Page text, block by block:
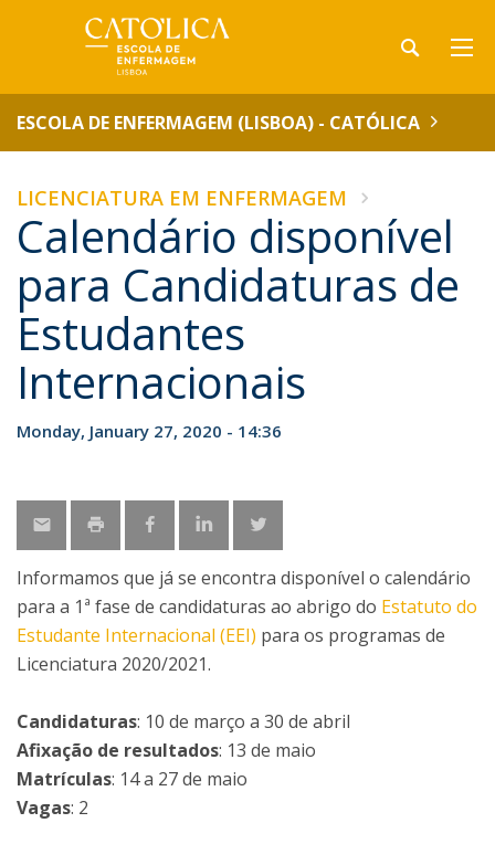
ESCOLA DE ENFERMAGEM (LISBOA) - CATÓLICA
LICENCIATURA EM ENFERMAGEM
Calendário disponível
para Candidaturas de
Estudantes
Internacionais
Monday, January 27, 2020 - 14:36
Informamos que já se encontra disponível o calendário
para a 1ª fase de candidaturas ao abrigo do Estatuto do
Estudante Internacional (EEI) para os programas de
Licenciatura 2020/2021.
Candidaturas: 10 de março a 30 de abril
Afixação de resultados: 13 de maio
Matrículas: 14 a 27 de maio
Vagas: 2